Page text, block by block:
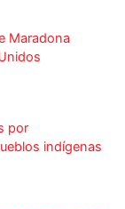
Maradona
por
indígenas